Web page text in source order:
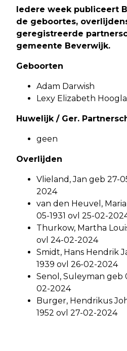
Iedere week publiceert
de geboortes,
geregistreerde
gemeente Beverwijk.
Geboorten
Adam Darwish
Lexy Elizabeth
Huwelijk / Ger.
geen
Overlijden
Vlieland, Jan geb 27-
2024
van den Heuvel,
05-1931 ovl 25-02-
Thurkow, Martha
ovl 24-02-2024
Smidt, Hans Hendrik
1939 ovl 26-02-2024
Senol, Suleyman geb
02-2024
Burger, Hendrikus
1952 ovl 27-02-2024